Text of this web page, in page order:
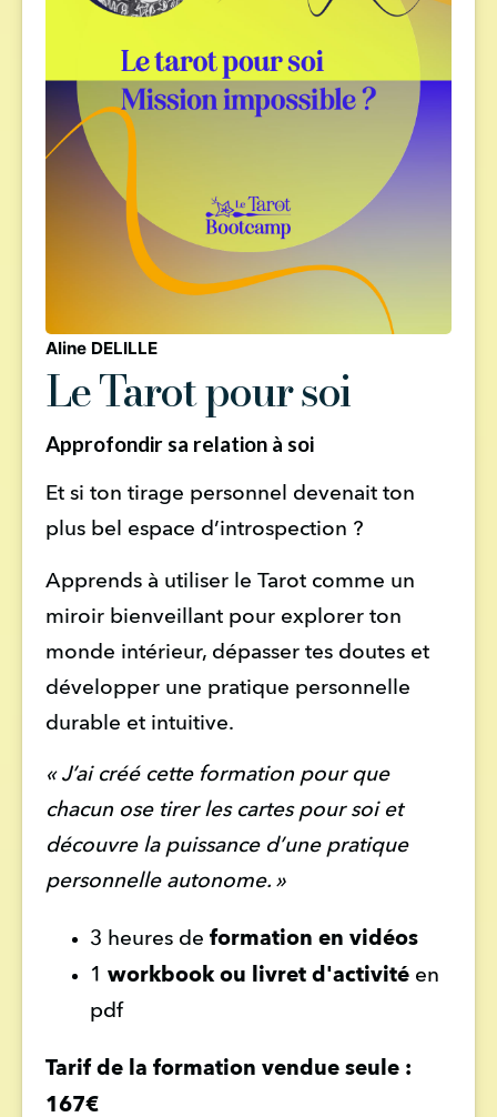
Aline DELILLE
Le Tarot pour soi
Approfondir sa relation à soi
Et si ton tirage personnel devenait ton
plus bel espace d’introspection ?
Apprends à utiliser le Tarot comme un
miroir bienveillant pour explorer ton
monde intérieur, dépasser tes doutes et
développer une pratique personnelle
durable et intuitive.
« J’ai créé cette formation pour que
chacun ose tirer les cartes pour soi et
découvre la puissance d’une pratique
personnelle autonome. »
3 heures de formation en vidéos
1 workbook ou livret d'activité en
pdf
Tarif de la formation vendue seule :
167€